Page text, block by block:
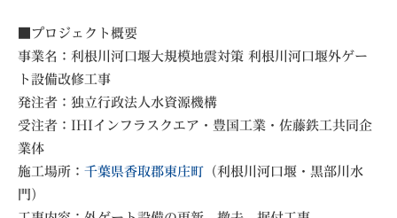
■プロジェクト概要
事業名：利根川河口堰大規模地震対策 利根川河口堰外ゲー
ト設備改修工事
発注者：独立行政法人水資源機構
受注者：IHIインフラスクエア・豊国工業・佐藤鉄工共同企
業体
施工場所： 千葉県香取郡東庄町 （利根川河口堰・黒部川水
門）